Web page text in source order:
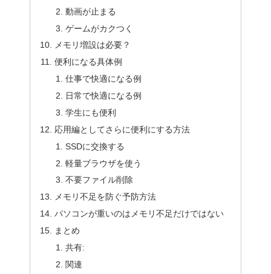
動画が止まる
ゲームがカクつく
メモリ増設は必要？
便利になる具体例
仕事で快適になる例
日常で快適になる例
学生にも便利
応用編としてさらに便利にする方法
SSDに交換する
軽量ブラウザを使う
不要ファイル削除
メモリ不足を防ぐ予防方法
パソコンが重いのはメモリ不足だけではない
まとめ
共有:
関連